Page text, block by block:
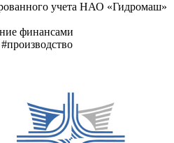
учета НАО «Гидромаш»
финансами
#производство